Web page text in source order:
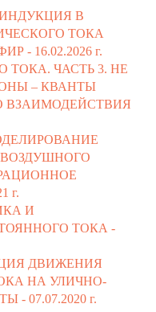
В
ТОКА
- 16.02.2026 г.
ТОКА. ЧАСТЬ 3. НЕ
– КВАНТЫ
ВЗАИМОДЕЙСТВИЯ
г.
И
ТОКА -
ДВИЖЕНИЯ
НА УЛИЧНО-
- 07.07.2020 г.